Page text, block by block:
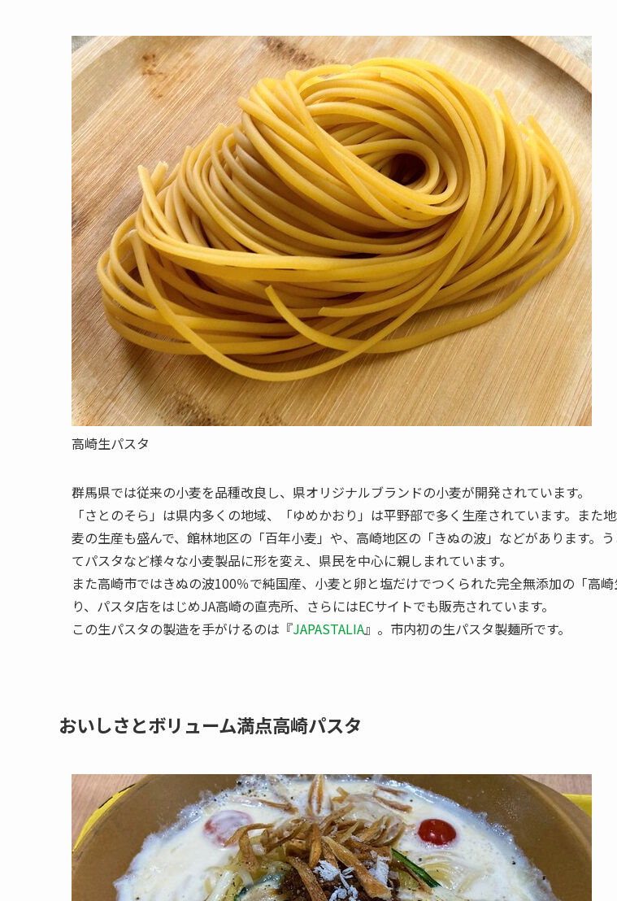
高崎生パスタ
群馬県では従来の小麦を品種改良し、県オリジナルブランドの小麦が開発されています。
「さとのそら」は県内多くの地域、「ゆめかおり」は平野部で多く生産されています。また
麦の生産も盛んで、館林地区の「百年小麦」や、高崎地区の「きぬの波」などがあります。
てパスタなど様々な小麦製品に形を変え、県民を中心に親しまれています。
また高崎市ではきぬの波100％で純国産、小麦と卵と塩だけでつくられた完全無添加の「高
り、パスタ店をはじめJA高崎の直売所、さらにはECサイトでも販売されています。
この生パスタの製造を手がけるのは『JAPASTALIA』。市内初の生パスタ製麺所です。
おいしさとボリューム満点高崎パスタ